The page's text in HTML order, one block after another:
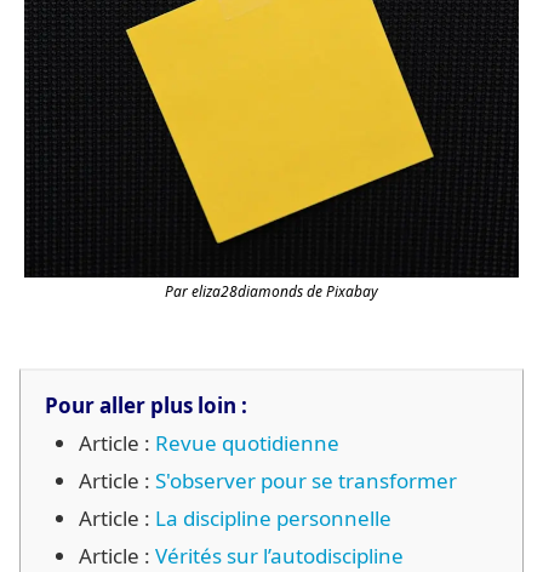
Par eliza28diamonds de Pixabay
Pour aller plus loin :
Article : Revue quotidienne
Article : S'observer pour se transformer
Article : La discipline personnelle
Article : Vérités sur l’autodiscipline